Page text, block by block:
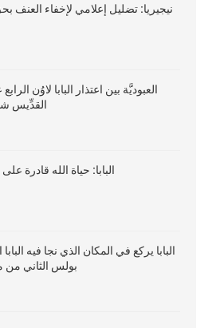
نيجيريا: تضليل إعلامي لإخفاء العنف
العبوديَّة بين اعتذار البابا لاوُن
القدِّيس
البابا: حياة الله قادرة على
البابا يركع في المكان الذي نجا فيه
بولس الثاني من